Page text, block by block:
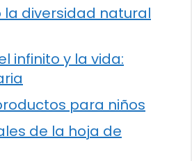
la diversidad natural
infinito y la vida:
para niños
de la hoja de